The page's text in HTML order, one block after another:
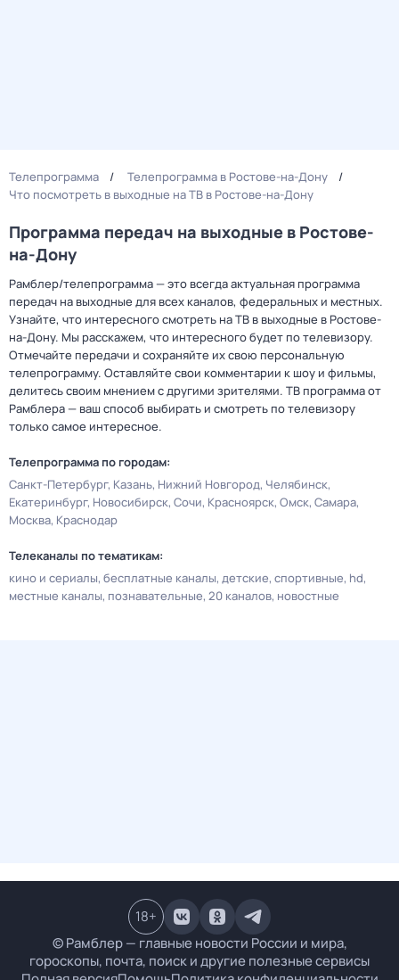
Телепрограмма
Телепрограмма в Ростове-на-Дону
Что посмотреть в выходные на ТВ в Ростове-на-Дону
Программа передач на выходные в Ростове-
на-Дону
Рамблер/телепрограмма — это всегда актуальная программа
передач на выходные для всех каналов, федеральных и местных.
Узнайте, что интересного смотреть на ТВ в выходные в Ростове-
на-Дону. Мы расскажем, что интересного будет по телевизору.
Отмечайте передачи и сохраняйте их свою персональную
телепрограмму. Оставляйте свои комментарии к шоу и фильмы,
делитесь своим мнением с другими зрителями. ТВ программа от
Рамблера — ваш способ выбирать и смотреть по телевизору
только самое интересное.
Телепрограмма по городам:
Санкт-Петербург Казань Нижний Новгород Челябинск
Екатеринбург Новосибирск Сочи Красноярск Омск Самара
Москва Краснодар
Телеканалы по тематикам:
кино и сериалы бесплатные каналы детские спортивные hd
местные каналы познавательные 20 каналов новостные
© Рамблер — главные новости России и мира,
гороскопы, почта, поиск и другие полезные сервисы
18+